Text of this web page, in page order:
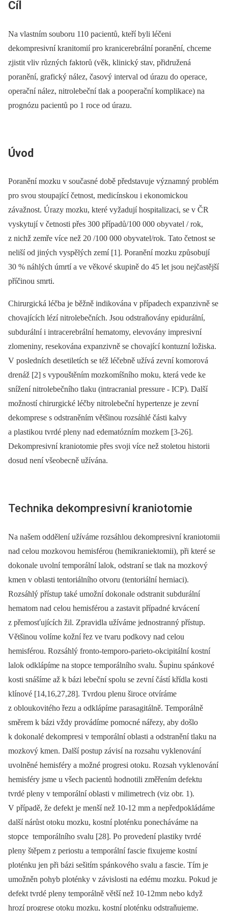
Cíl
Na vlastním souboru 110 pacientů, kteří byli léčeni
dekompresivní kranitomií pro kranicerebrální poranění, chceme
zjistit vliv různých faktorů (věk, klinický stav, přidružená
poranění, grafický nález, časový interval od úrazu do operace,
operační nález, nitrolebeční tlak a pooperační komplikace) na
prognózu pacientů po 1 roce od úrazu.
Úvod
Poranění mozku v současné době představuje významný problém
pro svou stoupající četnost, medicínskou i ekonomickou
závažnost. Úrazy mozku, které vyžadují hospitalizaci, se v ČR
vyskytují v četnosti přes 300 případů/100 000 obyvatel / rok,
z nichž zemře více než 20 /100 000 obyvatel/rok. Tato četnost se
neliší od jiných vyspělých zemí [1]. Poranění mozku způsobují
30 % náhlých úmrtí a ve věkové skupině do 45 let jsou nejčastější
příčinou smrti.
Chirurgická léčba je běžně indikována v případech expanzivně se
chovajících lézí nitrolebečních. Jsou odstraňovány epidurální,
subdurální i intracerebrální hematomy, elevovány impresivní
zlomeniny, resekována expanzivně se chovající kontuzní ložiska.
V posledních desetiletích se též léčebně užívá zevní komorová
drenáž [2] s vypouštěním mozkomíšního moku, která vede ke
snížení nitrolebečního tlaku (intracranial pressure -⁠ ICP). Další
možností chirurgické léčby nitrolebeční hypertenze je zevní
dekomprese s odstraněním většinou rozsáhlé části kalvy
a plastikou tvrdé pleny nad edematózním mozkem [3-26].
Dekompresivní kraniotomie přes svoji více než stoletou historii
dosud není všeobecně užívána.
Technika dekompresivní kraniotomie
Na našem oddělení užíváme rozsáhlou dekompresivní kraniotomii
nad celou mozkovou hemisférou (hemikraniektomii), při které se
dokonale uvolní temporální lalok, odstraní se tlak na mozkový
kmen v oblasti tentoriálního otvoru (tentoriální herniaci).
Rozsáhlý přístup také umožní dokonale odstranit subdurální
hematom nad celou hemisférou a zastavit případné krvácení
z přemosťujících žil. Zpravidla užíváme jednostranný přístup.
Většinou volíme kožní řez ve tvaru podkovy nad celou
hemisférou. Rozsáhlý fronto-temporo-parieto-okcipitální kostní
lalok odklápíme na stopce temporálního svalu. Šupinu spánkové
kosti snášíme až k bázi lebeční spolu se zevní částí křídla kosti
klínové [14,16,27,28]. Tvrdou plenu široce otvíráme
z obloukovitého řezu a odklápíme parasagitálně. Temporálně
směrem k bázi vždy provádíme pomocné nářezy, aby došlo
k dokonalé dekompresi v temporální oblasti a odstranění tlaku na
mozkový kmen. Další postup závisí na rozsahu vyklenování
uvolněné hemisféry a možné progresi otoku. Rozsah vyklenování
hemisféry jsme u všech pacientů hodnotili změřením defektu
tvrdé pleny v temporální oblasti v milimetrech (viz obr. 1).
V případě, že defekt je menší než 10-12 mm a nepředpokládáme
další nárůst otoku mozku, kostní ploténku ponecháváme na
stopce temporálního svalu [28]. Po provedení plastiky tvrdé
pleny štěpem z periostu a temporální fascie fixujeme kostní
ploténku jen při bázi sešitím spánkového svalu a fascie. Tím je
umožněn pohyb ploténky v závislosti na edému mozku. Pokud je
defekt tvrdé pleny temporálně větší než 10-12mm nebo když
hrozí progrese otoku mozku, kostní ploténku odstraňujeme.